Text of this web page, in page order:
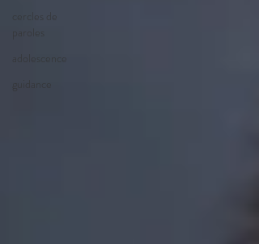
cercles de
paroles
adolescence
guidance